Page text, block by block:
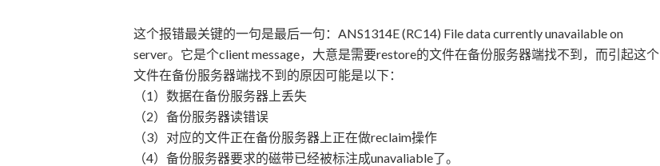
这个报错最关键的一句是最后一句：ANS1314E (RC14) File data currently unavailable on
server。它是个client message，大意是需要restore的文件在备份服务器端找不到，而引起这个
文件在备份服务器端找不到的原因可能是以下：
（1）数据在备份服务器上丢失
（2）备份服务器读错误
（3）对应的文件正在备份服务器上正在做reclaim操作
（4）备份服务器要求的磁带已经被标注成unavaliable了。